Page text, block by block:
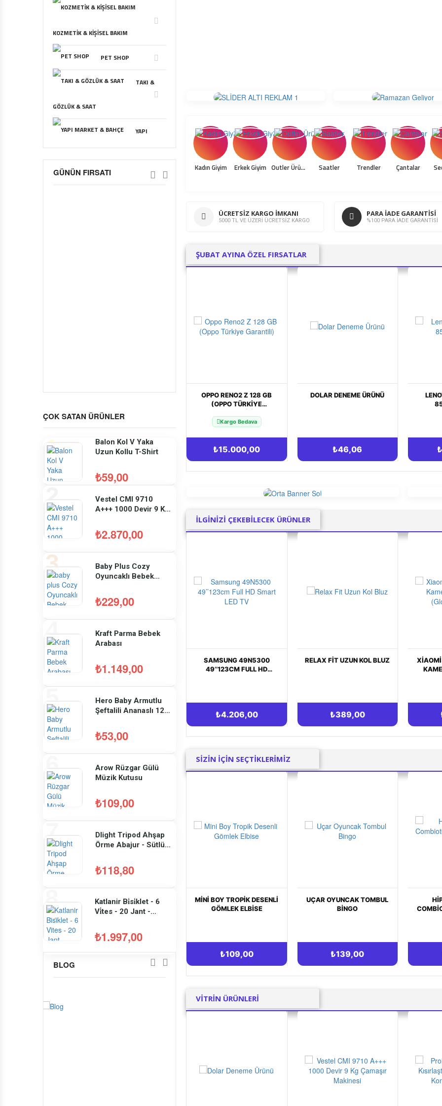
KOZMETIK & KIŞISEL BAKIM
PET SHOP
TAKI &
GÖZLÜK & SAAT
YAPI
GÜNÜN FIRSATI
ÇOK SATAN ÜRÜNLER
Balon Kol V Yaka
Uzun Kollu T-Shirt
₺59,00
Vestel CMI 9710
A+++ 1000 Devir 9 Kg
₺2.870,00
Baby Plus Cozy
Oyuncaklı Bebek
₺229,00
Kraft Parma Bebek
Arabası
₺1.149,00
Hero Baby Armutlu
Şeftalili Ananaslı 125
₺53,00
Arow Rüzgar Gülü
Müzik Kutusu
₺109,00
Dlight Tripod Ahşap
Örme Abajur - Sütlü
₺118,80
Katlanir Bi̇si̇klet - 6
Vi̇tes - 20 Jant -
Btwin
₺1.997,00
BLOG
Kadın Giyim Erkek Giyim Outler Ürünler Saatler Trendler Çantalar
ÜCRETSIZ KARGO İMKANI
5000 TL VE ÜZERİ ÜCRETSİZ KARGO
PARA İADE GARANTİSİ
%100 PARA İADE GARANTİSİ
ŞUBAT AYINA ÖZEL FIRSATLAR
DOLAR DENEME ÜRÜNÜ
₺46,06
LENOVO TAB M8 TB-
₺2.449,00
İLGİNİZİ ÇEKEBİLECEK ÜRÜNLER
RELAX FIT UZUN KOL BLUZ
₺389,00
XIAOMI YI WIFI SMART IP
₺890,00
SİZİN İÇİN SEÇTİKLERİMİZ
UÇAR OYUNCAK TOMBUL
BINGO
₺139,00
HIPP 2 ORGANIC
COMBIOTIC DEVAM SÜTÜ
₺122,00
VITRIN ÜRÜNLERI